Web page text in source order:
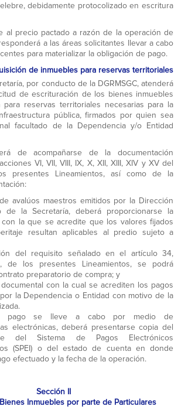
debidamente protocolizado en escritura
al precio pactado a razón de la operación de
a las áreas solicitantes llevar a cabo
para materializar la obligación de pago.
de inmuebles para reservas territoriales
por conducto de la DGRMSGC, atenderá
de escrituración de los bienes inmuebles
reservas territoriales necesarias para la
pública, firmados por quien sea
facultado de la Dependencia y/o Entidad
de acompañarse de la documentación
VI, VII, VIII, IX, X, XII, XIII, XIV y XV del
presentes Lineamientos, así como de la
avalúos maestros emitidos por la Dirección
de la Secretaría, deberá proporcionarse la
con la que se acredite que los valores fijados
resultan aplicables al predio sujeto a
del requisito señalado en el artículo 34,
de los presentes Lineamientos, se podrá
preparatorio de compra; y
con la cual se acrediten los pagos
la Dependencia o Entidad con motivo de la
pago se lleve a cabo por medio de
electrónicas, deberá presentarse copia del
del Sistema de Pagos Electrónicos
(SPEI) o del estado de cuenta en donde
efectuado y la fecha de la operación.
Sección II
Inmuebles por parte de Particulares